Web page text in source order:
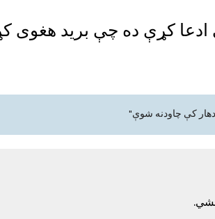
کړې ده چې برید هغوی